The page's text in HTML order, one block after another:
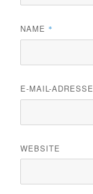
NAME *
E-MAIL-ADRESSE
WEBSITE